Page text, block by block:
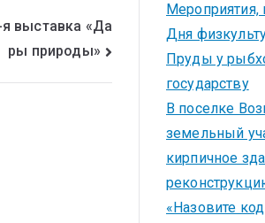
я выставка «Да
ры природы»
Мероприятия,
Дня
Пруды у
государству
В поселке
земельный
кирпичное
«Назовите